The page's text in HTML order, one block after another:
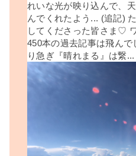
れいな光が映り込んで、
んでくれたよう... (追記)
してくださった皆さま♡
450本の過去記事は飛んで
り急ぎ『晴れまる』は繋...